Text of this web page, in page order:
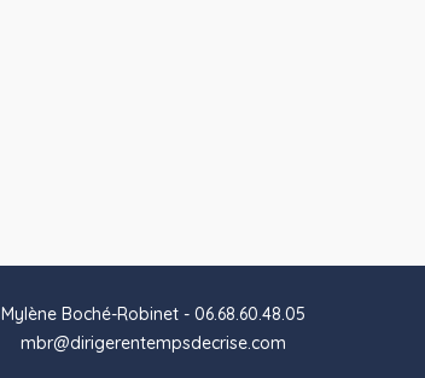
Mylène Boché-Robinet - 06.68.60.48.05
mbr@dirigerentempsdecrise.com